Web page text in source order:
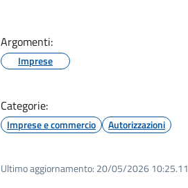
Argomenti:
Imprese
Categorie:
Imprese e commercio Autorizzazioni
Ultimo aggiornamento: 20/05/2026 10:25.11